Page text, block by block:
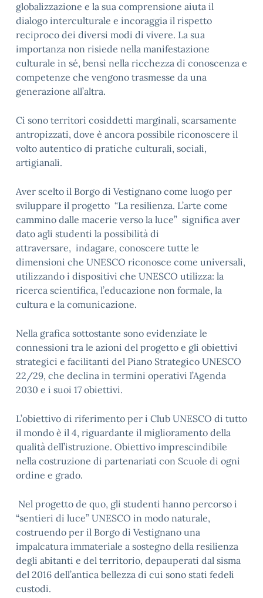
globalizzazione e la sua comprensione aiuta il
dialogo interculturale e incoraggia il rispetto
reciproco dei diversi modi di vivere. La sua
importanza non risiede nella manifestazione
culturale in sé, bensì nella ricchezza di conoscenza e
competenze che vengono trasmesse da una
generazione all’altra.
Ci sono territori cosiddetti marginali, scarsamente
antropizzati, dove è ancora possibile riconoscere il
volto autentico di pratiche culturali, sociali,
artigianali.
Aver scelto il Borgo di Vestignano come luogo per
sviluppare il progetto “La resilienza. L’arte come
cammino dalle macerie verso la luce” significa aver
dato agli studenti la possibilità di
attraversare, indagare, conoscere tutte le
dimensioni che UNESCO riconosce come universali,
utilizzando i dispositivi che UNESCO utilizza: la
ricerca scientifica, l’educazione non formale, la
cultura e la comunicazione.
Nella grafica sottostante sono evidenziate le
connessioni tra le azioni del progetto e gli obiettivi
strategici e facilitanti del Piano Strategico UNESCO
22/29, che declina in termini operativi l’Agenda
2030 e i suoi 17 obiettivi.
L’obiettivo di riferimento per i Club UNESCO di tutto
il mondo è il 4, riguardante il miglioramento della
qualità dell’istruzione. Obiettivo imprescindibile
nella costruzione di partenariati con Scuole di ogni
ordine e grado.
Nel progetto de quo, gli studenti hanno percorso i
“sentieri di luce” UNESCO in modo naturale,
costruendo per il Borgo di Vestignano una
impalcatura immateriale a sostegno della resilienza
degli abitanti e del territorio, depauperati dal sisma
del 2016 dell’antica bellezza di cui sono stati fedeli
custodi.